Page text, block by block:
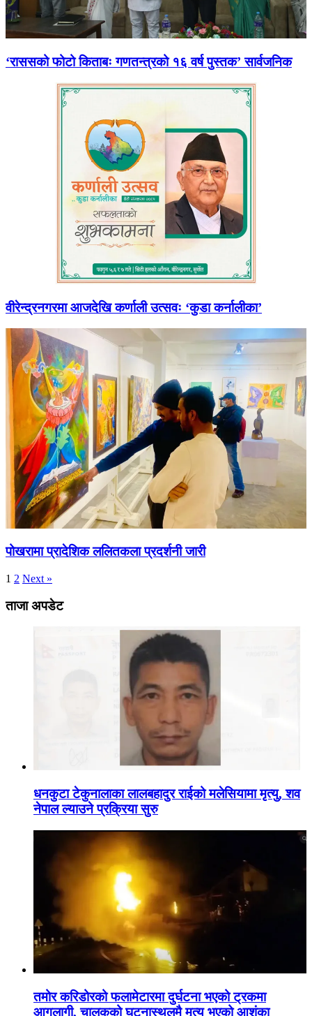
‘राससको फोटो किताबः गणतन्त्रको १६ वर्ष पुस्तक’ सार्वजनिक
वीरेन्द्रनगरमा आजदेखि कर्णाली उत्सवः ‘कुडा कर्नालीका’
पोखरामा प्रादेशिक ललितकला प्रदर्शनी जारी
1 2 Next »
ताजा अपडेट
धनकुटा टेकुनालाका लालबहादुर राईको मलेसियामा मृत्यु, शव
नेपाल ल्याउने प्रक्रिया सुरु
तमोर करिडोरको फलामेटारमा दुर्घटना भएको ट्रकमा
आगलागी, चालकको घटनास्थलमै मृत्यु भएको आशंका